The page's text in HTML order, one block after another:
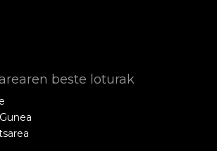
beste loturak